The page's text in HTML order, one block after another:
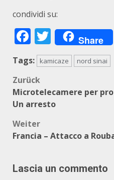
condividi su:
Facebook
Twitter
Share
Tags: kamicaze nord sinai
Zurück
Microtelecamere per
Un arresto
Weiter
Francia – Attacco a
Lascia un commento